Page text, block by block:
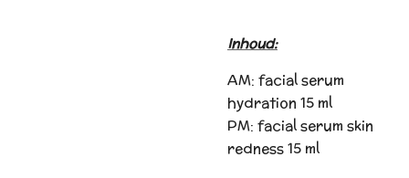
Inhoud:
AM: facial serum
hydration 15 ml
PM: facial serum skin
redness 15 ml